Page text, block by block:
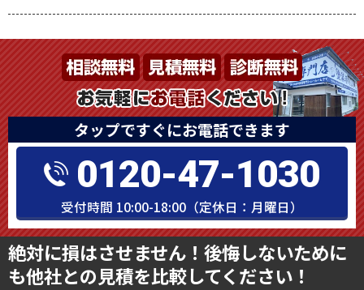
タップですぐにお電話できます
0120-47-1030
受付時間 10:00-18:00（定休日：月曜日）
絶対に損はさせません！後悔しないために
も他社との見積を比較してください！